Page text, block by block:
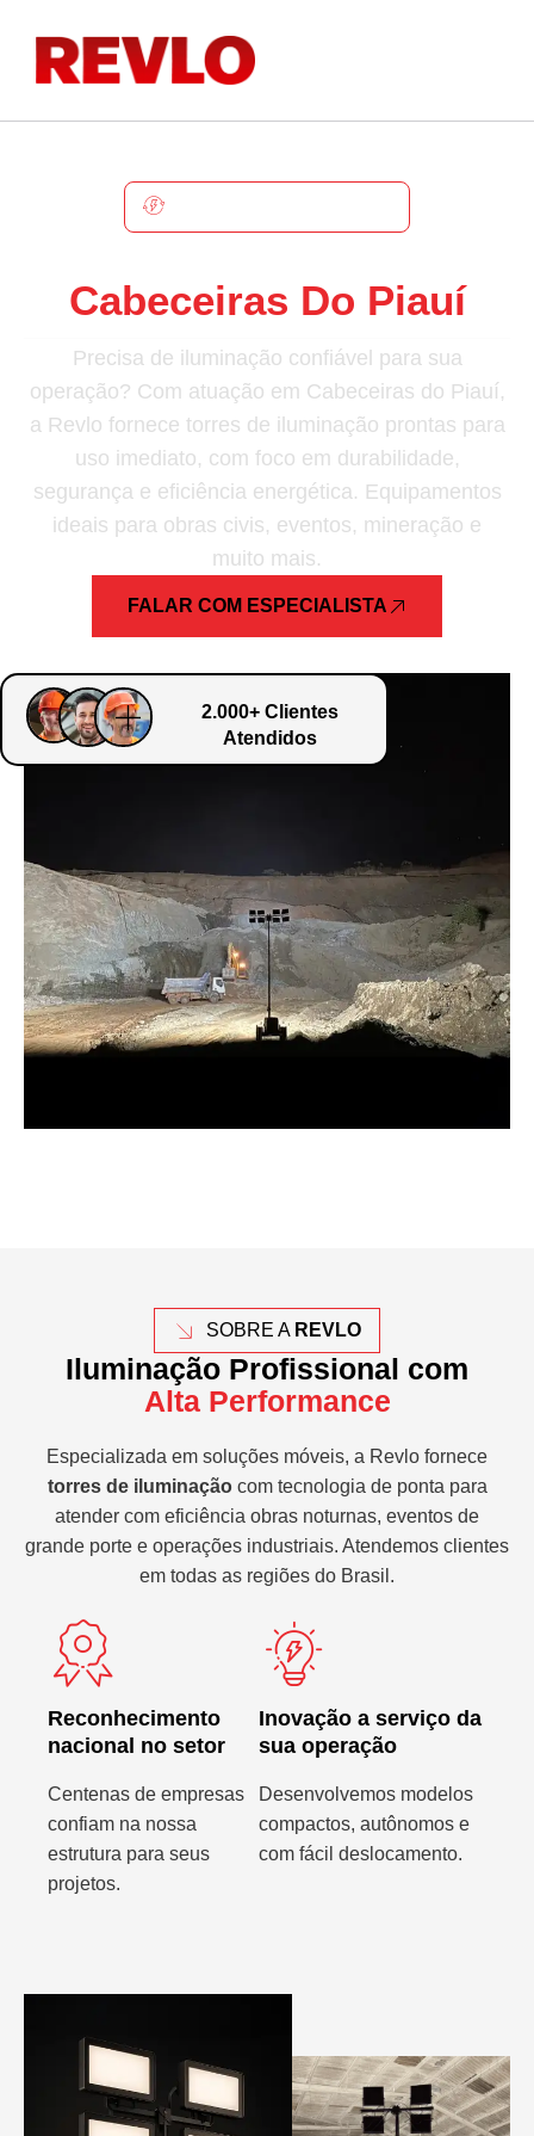
Cabeceiras Do Piauí
Precisa de iluminação confiável para sua
operação? Com atuação em Cabeceiras do Piauí,
a Revlo fornece torres de iluminação prontas para
uso imediato, com foco em durabilidade,
segurança e eficiência energética. Equipamentos
ideais para obras civis, eventos, mineração e
muito mais.
FALAR COM ESPECIALISTA
2.000+ Clientes
Atendidos
SOBRE A REVLO
Iluminação Profissional com
Alta Performance
Especializada em soluções móveis, a Revlo fornece
torres de iluminaçãocom tecnologia de ponta para
atender com eficiência obras noturnas, eventos de
grande porte e operações industriais. Atendemos clientes
em todas as regiões do Brasil.
Reconhecimento
nacional no setor
Centenas de empresas
confiam na nossa
estrutura para seus
projetos.
Inovação a serviço da
sua operação
Desenvolvemos modelos
compactos, autônomos e
com fácil deslocamento.